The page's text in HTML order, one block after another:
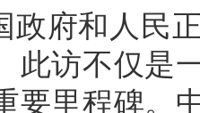
政府和人民
此访不仅是
要里程碑。